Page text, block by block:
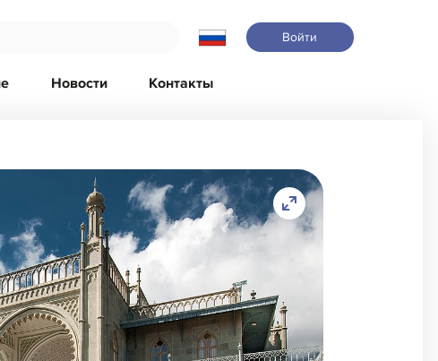
Войти
Новости Контакты